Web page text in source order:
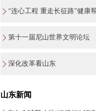
“连心工程 重走长征路”健康
第十一届尼山世界文明论坛
深化改革看山东
山东新闻